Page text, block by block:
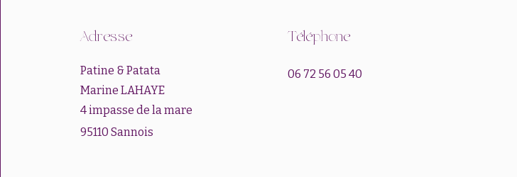
Adresse
Patine & Patata
Marine LAHAYE
4 impasse de la mare
95110 Sannois
Téléphone
06 72 56 05 40